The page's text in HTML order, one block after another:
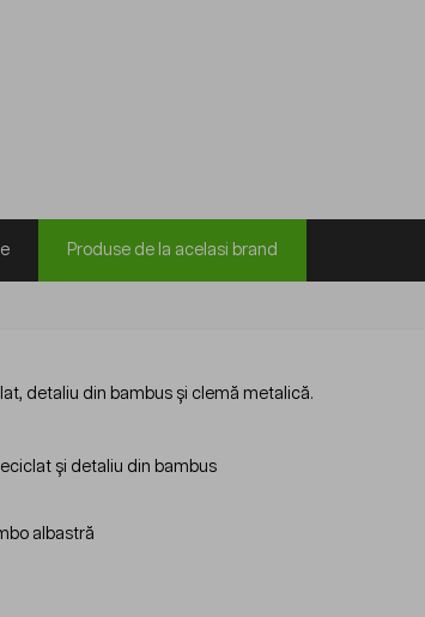
Produse de la acelasi brand
detaliu din bambus și clemă metalică.
și detaliu din bambus
albastră